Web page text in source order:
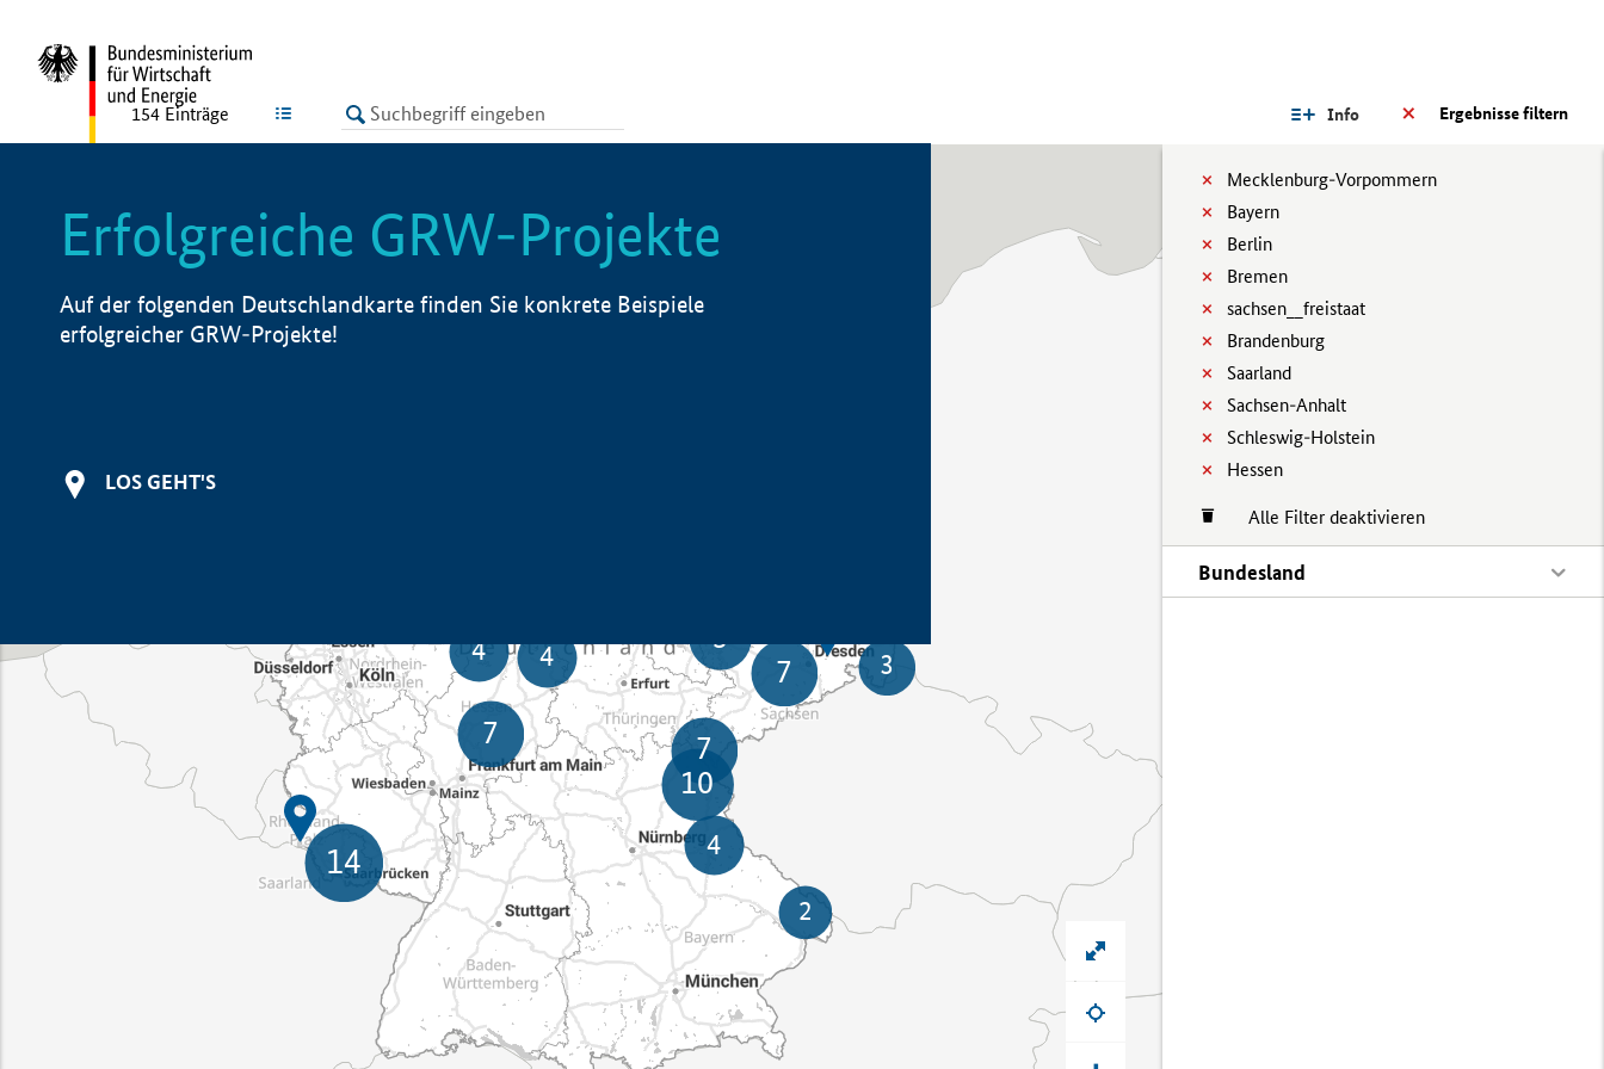
LISTE Ergebnisse filtern
Info
Mecklenburg-Vorpommern
Bayern
Berlin
Bremen
sachsen__freistaat
Brandenburg
Saarland
Sachsen-Anhalt
Schleswig-Holstein
Hessen
Alle Filter deaktivieren
Bundesland
154 Einträge
Erfolgreiche GRW-Projekte
Auf der folgenden Deutschlandkarte finden Sie konkrete Beispiele
erfolgreicher GRW-Projekte!
LOS GEHT'S